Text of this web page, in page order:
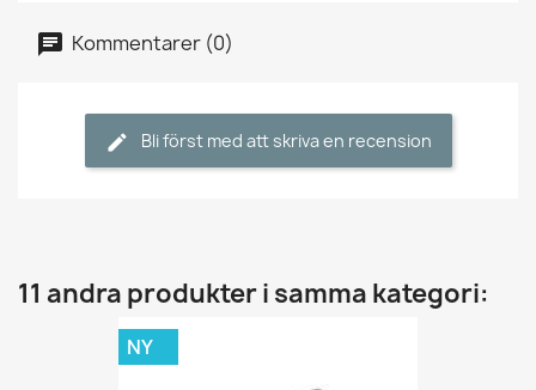
Kommentarer (0)
Bli först med att skriva en recension
11 andra produkter i samma kategori:
NY